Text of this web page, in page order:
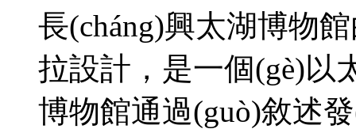
長(cháng)興太湖博物
拉設計，是一個(gè)以
博物館通過(guò)敘述